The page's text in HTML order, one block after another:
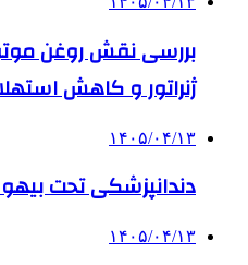
بررسی نقش روغن
ژنراتور و کاهش
۱۴۰۵/۰۴/۱۳
دندانپزشکی تحت
۱۴۰۵/۰۴/۱۳